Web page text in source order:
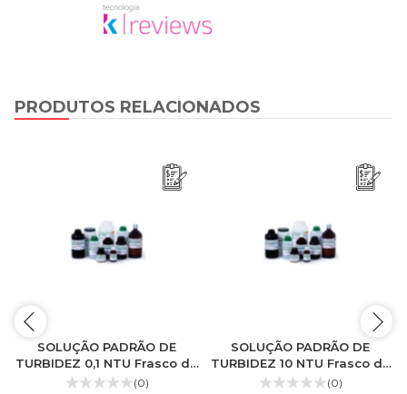
PRODUTOS RELACIONADOS
SOLUÇÃO PADRÃO DE
TURBIDEZ 0,1 NTU Frasco de
100ML (0)
SOLUÇÃO PADRÃO DE
TURBIDEZ 10 NTU Frasco de
100ML (0)